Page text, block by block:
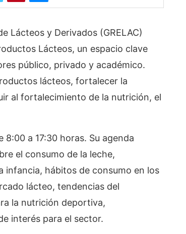
Lácteos y Derivados (GRELAC)
Lácteos, un espacio clave
público, privado y académico.
lácteos, fortalecer la
al fortalecimiento de la nutrición, el
8:00 a 17:30 horas. Su agenda
el consumo de la leche,
infancia, hábitos de consumo en los
lácteo, tendencias del
la nutrición deportiva,
interés para el sector.